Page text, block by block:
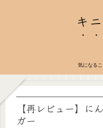
キ
気になるこ
【再レビュー】に
ガー